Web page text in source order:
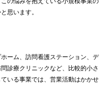
思います。
ーム、訪問看護ステーション、デ
診療クリニックなど、比較的小さ
いる事業では、営業活動はかかせ